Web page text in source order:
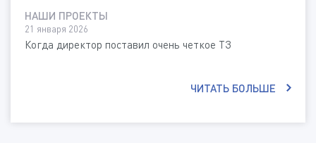
НАШИ ПРОЕКТЫ
21 января 2026
Когда директор поставил очень четкое ТЗ
ЧИТАТЬ БОЛЬШЕ